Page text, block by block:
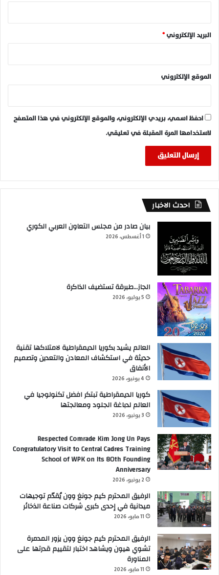
البريد الإلكتروني*
الموقع الإلكتروني
احفظ اسمي، بريدي الإلكتروني، والموقع الإلكتروني في هذا المتصفح
لاستخدامها المرة المقبلة في تعليقي.
احدث الاخبار
بيان صادر من مجلس التعاون العربي الكوري
1 أغسطس، 2026
الجاز…طبرقة تستضيف الذاكرة
5 يوليو، 2026
العالم يشيد بكوريا الديمقراطية لامتلاكها تقنية
حديثة في استكشاف المعادن والتعدين وتصميم
الأنفاق
4 يونيو، 2026
كوريا الديمقراطية تبتكر افضل تكنولوجيا في
العالم لدباغة الجلود ومعالجتها
3 يونيو، 2026
Respected Comrade Kim Jong Un Pays
Congratulatory Visit to Central Cadres Training
School of WPK on Its 80th Founding
Anniversary
2 يونيو، 2026
الرفيق المحترم كيم جونغ وون يُقدّم توجيهات
ميدانية في إحدى كبرى شركات صناعة الذخائر
11 مايو، 2026
الرفيق المحترم كيم جونغ وون يزور المدمرة
تشوي هيون ويشاهد اختبار لتقييم قدرتها على
المناورة
11 مايو، 2026